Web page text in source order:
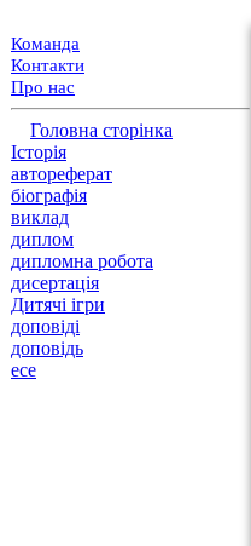
Команда
Контакти
Про нас
Головна сторінка
Історія
автореферат
біографія
виклад
диплом
дипломна робота
дисертація
Дитячі ігри
доповіді
доповідь
есе